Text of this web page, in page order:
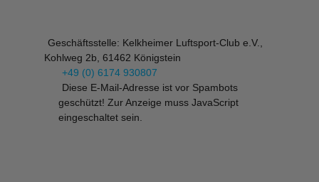
Geschäftsstelle: Kelkheimer Luftsport-Club e.V.,
Kohlweg 2b, 61462 Königstein
+49 (0) 6174 930807
Diese E-Mail-Adresse ist vor Spambots
geschützt! Zur Anzeige muss JavaScript
eingeschaltet sein.